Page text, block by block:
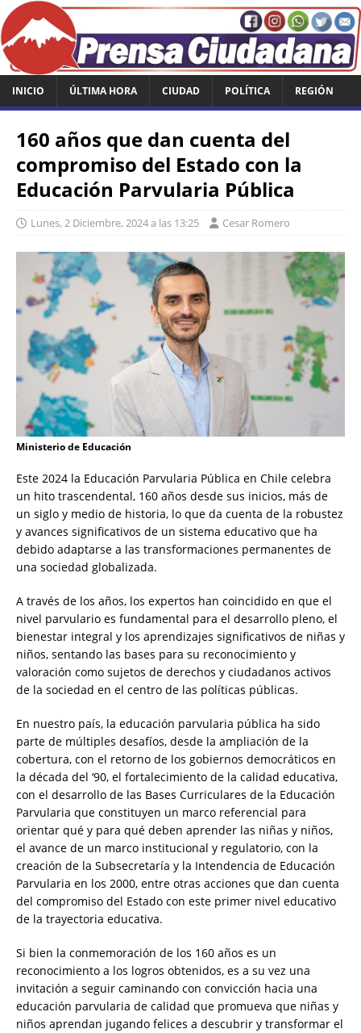
INICIO ÚLTIMA HORA CIUDAD POLÍTICA REGIÓN
160 años que dan cuenta del
compromiso del Estado con la
Educación Parvularia Pública
Lunes, 2 Diciembre, 2024 a las 13:25 Cesar Romero
Ministerio de Educación
Este 2024 la Educación Parvularia Pública en Chile celebra
un hito trascendental, 160 años desde sus inicios, más de
un siglo y medio de historia, lo que da cuenta de la robustez
y avances significativos de un sistema educativo que ha
debido adaptarse a las transformaciones permanentes de
una sociedad globalizada.
A través de los años, los expertos han coincidido en que el
nivel parvulario es fundamental para el desarrollo pleno, el
bienestar integral y los aprendizajes significativos de niñas y
niños, sentando las bases para su reconocimiento y
valoración como sujetos de derechos y ciudadanos activos
de la sociedad en el centro de las políticas públicas.
En nuestro país, la educación parvularia pública ha sido
parte de múltiples desafíos, desde la ampliación de la
cobertura, con el retorno de los gobiernos democráticos en
la década del ‘90, el fortalecimiento de la calidad educativa,
con el desarrollo de las Bases Curriculares de la Educación
Parvularia que constituyen un marco referencial para
orientar qué y para qué deben aprender las niñas y niños,
el avance de un marco institucional y regulatorio, con la
creación de la Subsecretaría y la Intendencia de Educación
Parvularia en los 2000, entre otras acciones que dan cuenta
del compromiso del Estado con este primer nivel educativo
de la trayectoria educativa.
Si bien la conmemoración de los 160 años es un
reconocimiento a los logros obtenidos, es a su vez una
invitación a seguir caminando con convicción hacia una
educación parvularia de calidad que promueva que niñas y
niños aprendan jugando felices a descubrir y transformar el